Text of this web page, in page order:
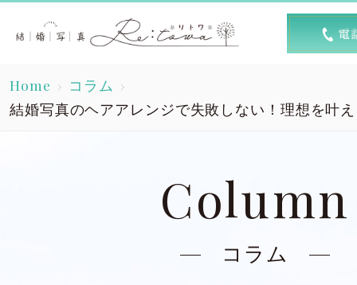
トップ
Top
洋装スタジオ
Home
コラム
結婚写真のヘアアレンジで失敗しない！理想を叶
Column
コラム